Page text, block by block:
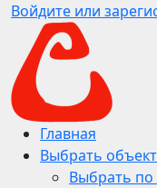
Войдите или
Главная
Выбрать объект
Выбрать